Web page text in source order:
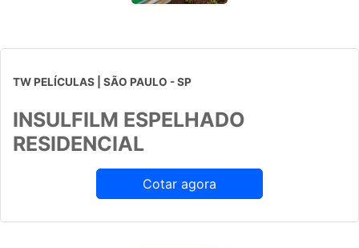
TW PELÍCULAS | SÃO PAULO - SP
INSULFILM ESPELHADO
RESIDENCIAL
Cotar agora